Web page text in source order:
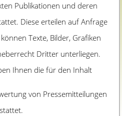
Publikationen und deren
Diese erteilen auf Anfrage
Texte, Bilder, Grafiken
Dritter unterliegen.
Ihnen die für den Inhalt
von Pressemitteilungen